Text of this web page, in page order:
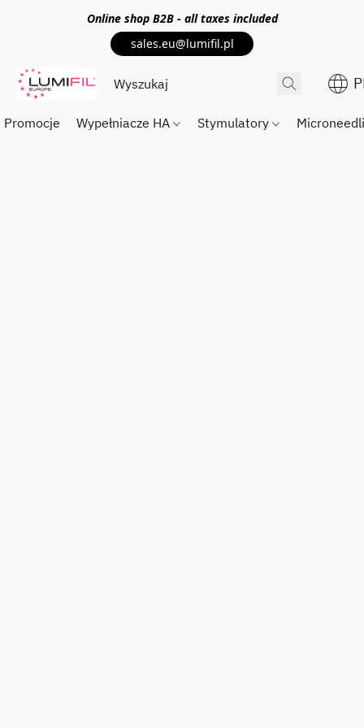
Online shop B2B - all taxes included
sales.eu@lumifil.pl
Promocje Wypełniacze HA Stymulatory